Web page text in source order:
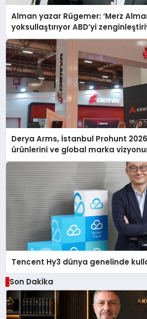
Alman yazar Rügemer: ‘Merz Almanya’yı
yoksullaştırıyor ABD’yi
Derya Arms, İstanbul Prohunt
ürünlerini ve global marka
Tencent Hy3 dünya genelinde
Son Dakika